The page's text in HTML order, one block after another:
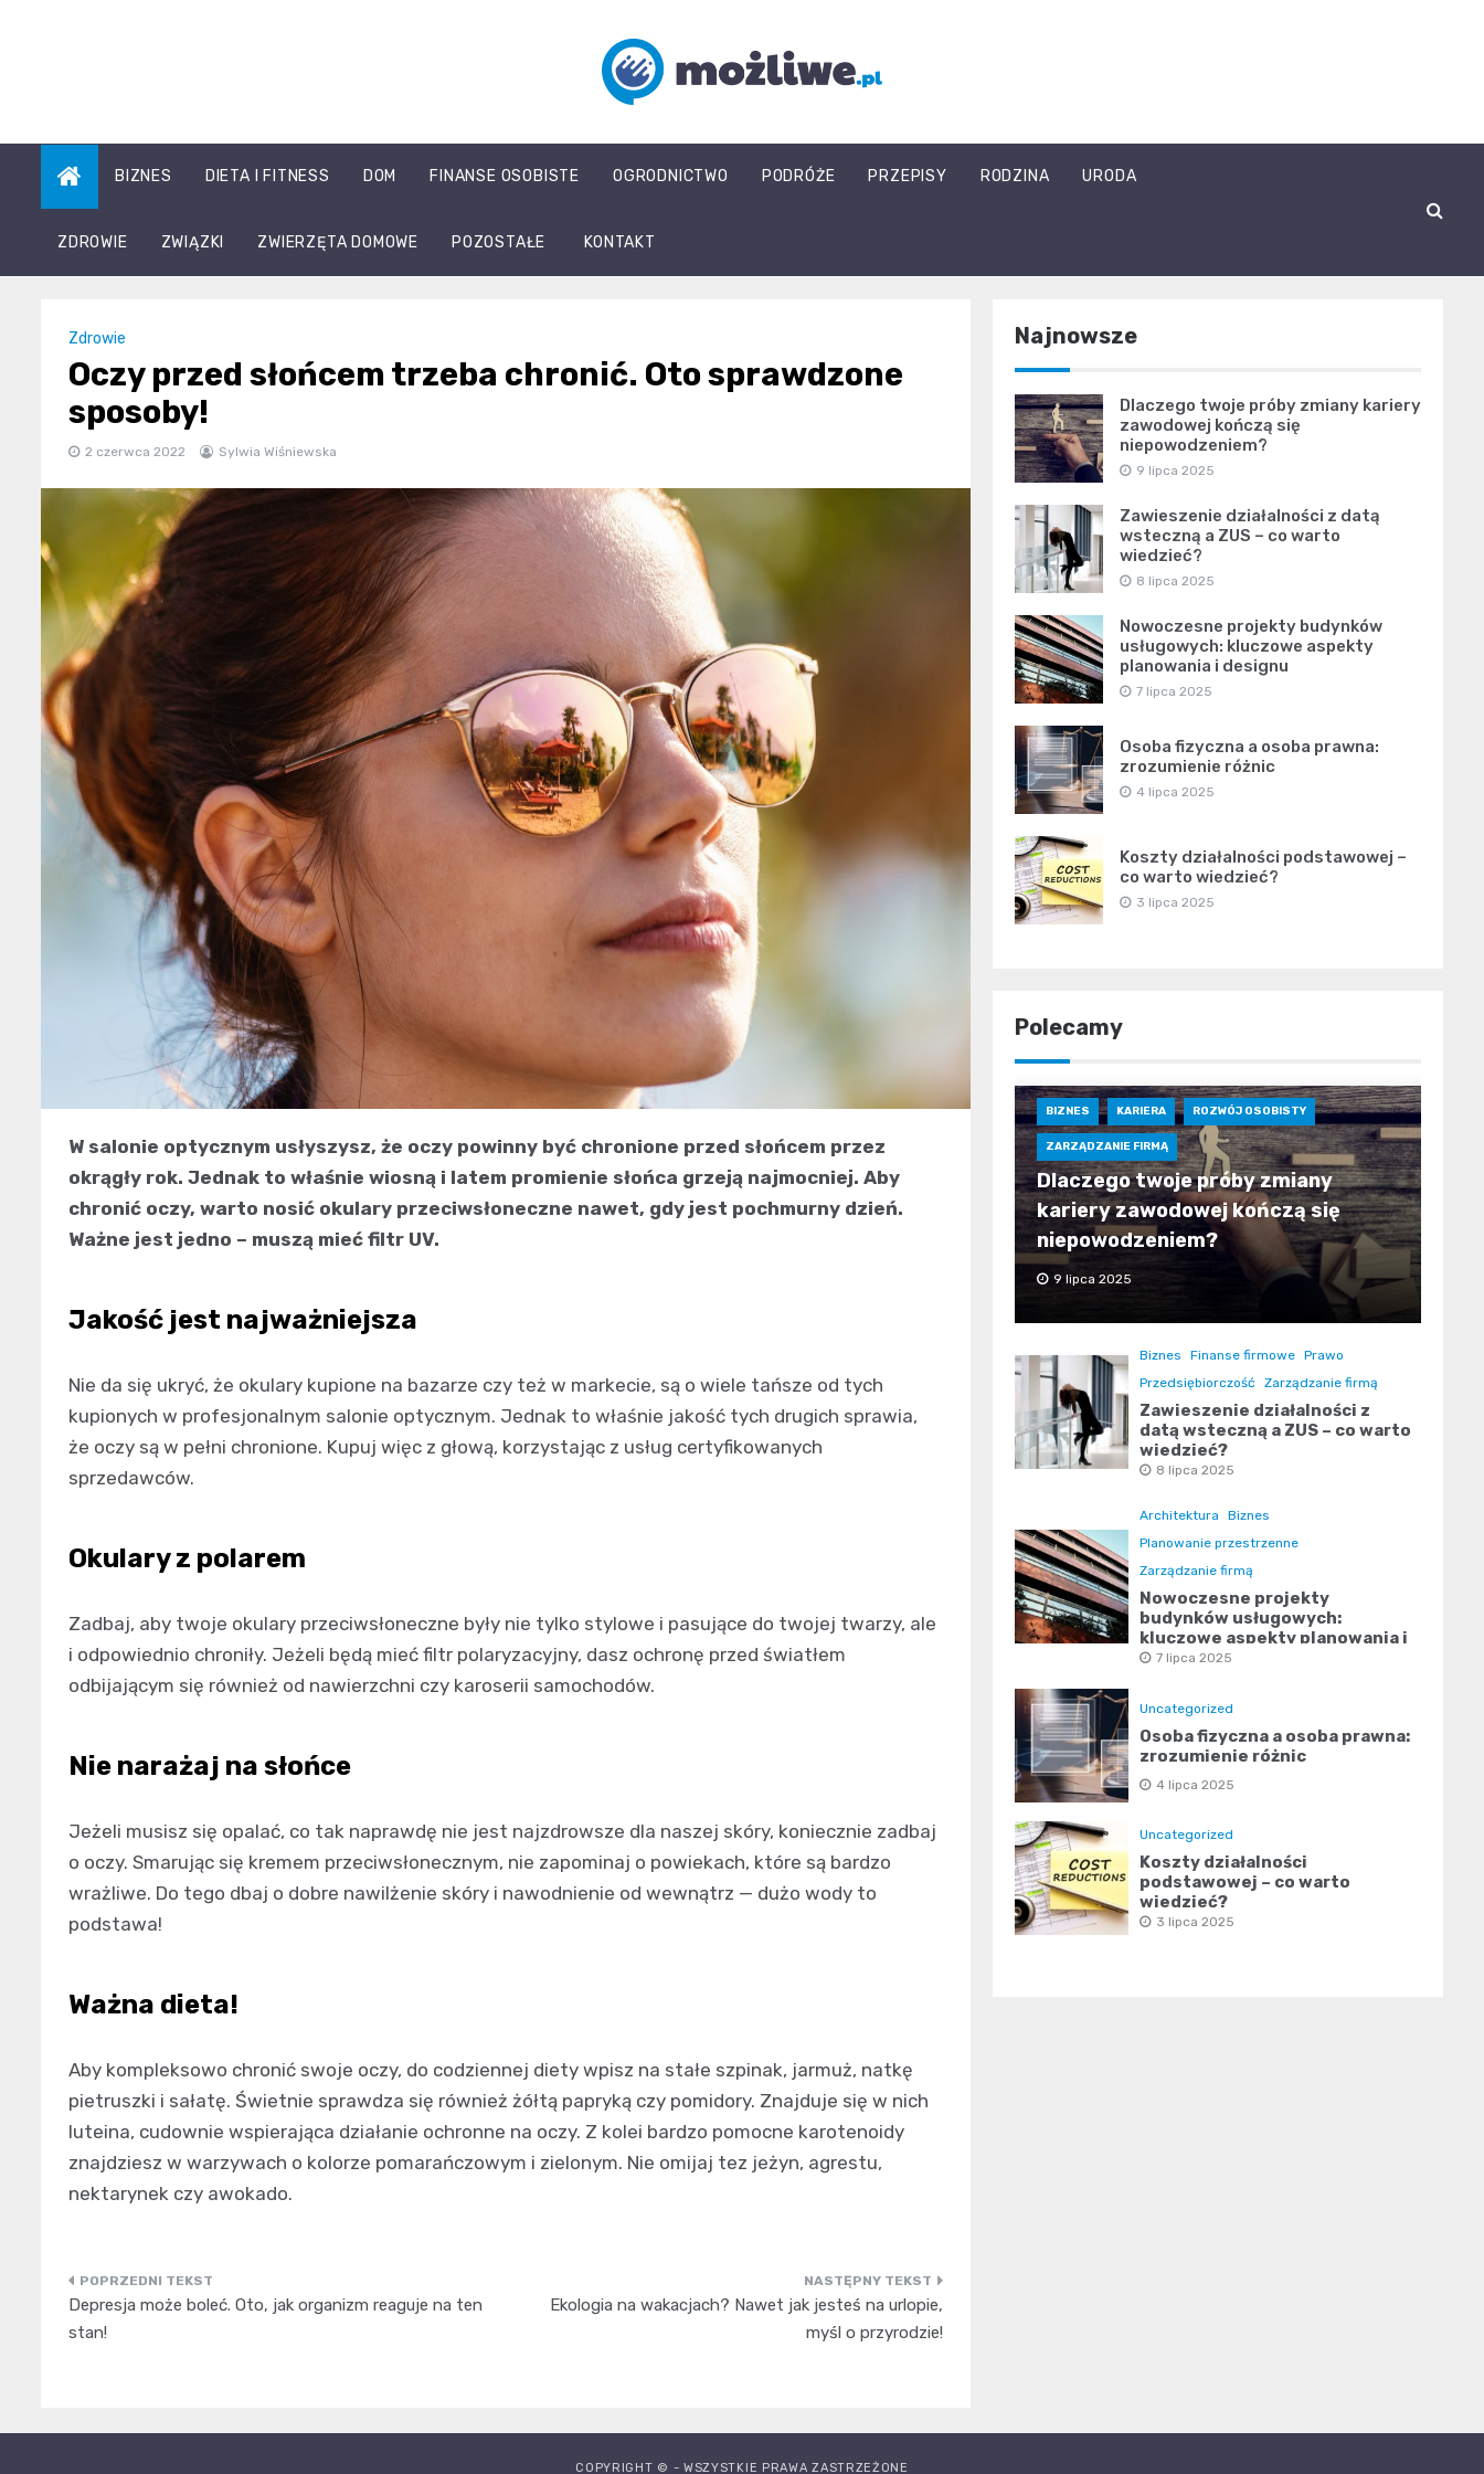
mozliwe.pl
BIZNES DIETA I FITNESS DOM FINANSE OSOBISTE OGRODNICTWO PODRÓŻE PRZEPISY RODZINA URODA
ZDROWIE ZWIĄZKI ZWIERZĘTA DOMOWE POZOSTAŁE KONTAKT
Zdrowie
Oczy przed słońcem trzeba chronić. Oto sprawdzone
sposoby!
2 czerwca 2022 Sylwia Wiśniewska
W salonie optycznym usłyszysz, że oczy powinny być chronione przed słońcem przez
okrągły rok. Jednak to właśnie wiosną i latem promienie słońca grzeją najmocniej. Aby
chronić oczy, warto nosić okulary przeciwsłoneczne nawet, gdy jest pochmurny dzień.
Ważne jest jedno – muszą mieć filtr UV.
Jakość jest najważniejsza
Nie da się ukryć, że okulary kupione na bazarze czy też w markecie, są o wiele tańsze od tych
kupionych w profesjonalnym salonie optycznym. Jednak to właśnie jakość tych drugich sprawia,
że oczy są w pełni chronione. Kupuj więc z głową, korzystając z usług certyfikowanych
sprzedawców.
Okulary z polarem
Zadbaj, aby twoje okulary przeciwsłoneczne były nie tylko stylowe i pasujące do twojej twarzy, ale
i odpowiednio chroniły. Jeżeli będą mieć filtr polaryzacyjny, dasz ochronę przed światłem
odbijającym się również od nawierzchni czy karoserii samochodów.
Nie narażaj na słońce
Jeżeli musisz się opalać, co tak naprawdę nie jest najzdrowsze dla naszej skóry, koniecznie zadbaj
o oczy. Smarując się kremem przeciwsłonecznym, nie zapominaj o powiekach, które są bardzo
wrażliwe. Do tego dbaj o dobre nawilżenie skóry i nawodnienie od wewnątrz — dużo wody to
podstawa!
Ważna dieta!
Aby kompleksowo chronić swoje oczy, do codziennej diety wpisz na stałe szpinak, jarmuż, natkę
pietruszki i sałatę. Świetnie sprawdza się również żółtą papryką czy pomidory. Znajduje się w nich
luteina, cudownie wspierająca działanie ochronne na oczy. Z kolei bardzo pomocne karotenoidy
znajdziesz w warzywach o kolorze pomarańczowym i zielonym. Nie omijaj tez jeżyn, agrestu,
nektarynek czy awokado.
Nawigacja
wpisu
Depresja może boleć. Oto, jak organizm reaguje na ten
stan!
Ekologia na wakacjach? Nawet jak jesteś na urlopie,
myśl o przyrodzie!
Najnowsze
Dlaczego twoje próby zmiany kariery
zawodowej kończą się
niepowodzeniem?
9 lipca 2025
Zawieszenie działalności z datą
wsteczną a ZUS – co warto
wiedzieć?
8 lipca 2025
Nowoczesne projekty budynków
usługowych: kluczowe aspekty
planowania i designu
7 lipca 2025
Osoba fizyczna a osoba prawna:
zrozumienie różnic
4 lipca 2025
Koszty działalności podstawowej –
co warto wiedzieć?
3 lipca 2025
Polecamy
BIZNES KARIERA ROZWÓJ OSOBISTY
ZARZĄDZANIE FIRMĄ
Dlaczego twoje próby zmiany
kariery zawodowej kończą się
niepowodzeniem?
9 lipca 2025
Biznes Finanse firmowe Prawo
Przedsiębiorczość
Zarządzanie firmą
Zawieszenie działalności z
datą wsteczną a ZUS – co warto
wiedzieć?
8 lipca 2025
Architektura
Biznes
Planowanie przestrzenne
Zarządzanie firmą
Nowoczesne projekty
budynków usługowych:
kluczowe aspekty planowania i
designu
7 lipca 2025
Uncategorized
Osoba fizyczna a osoba prawna:
zrozumienie różnic
4 lipca 2025
Uncategorized
Koszty działalności
podstawowej – co warto
wiedzieć?
3 lipca 2025
COPYRIGHT © - WSZYSTKIE PRAWA ZASTRZEŻONE